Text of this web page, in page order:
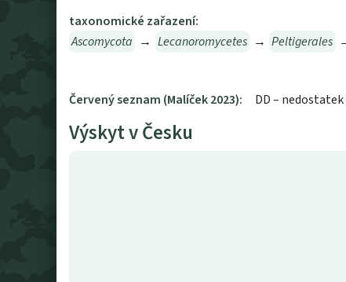
taxonomické zařazení:
Ascomycota → Lecanoromycetes → Peltigerales
Červený seznam (Malíček 2023): DD – nedostatek
Výskyt v Česku